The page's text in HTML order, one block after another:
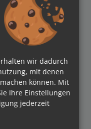
wir dadurch
mit denen
können. Mit
Ihre Einstellungen
jederzeit